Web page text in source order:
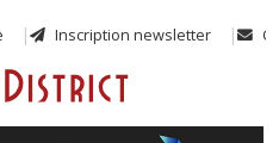
Inscription newsletter